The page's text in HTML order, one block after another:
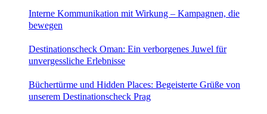
Interne Kommunikation mit Wirkung – Kampagnen, die
bewegen
Destinationscheck Oman: Ein verborgenes Juwel für
unvergessliche Erlebnisse
Büchertürme und Hidden Places: Begeisterte Grüße von
unserem Destinationscheck Prag